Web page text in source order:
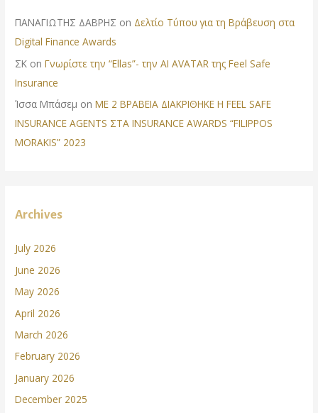
ΠΑΝΑΓΙΩΤΗΣ ΔΑΒΡΗΣ on Δελτίο Τύπου για τη Βράβευση στα
Digital Finance Awards
ΣΚ onΓνωρίστε την “Ellas”- την AI AVATAR της Feel Safe
Insurance
Ίσσα Μπάσεμ onΜΕ 2 ΒΡΑΒΕΙΑ ΔΙΑΚΡΙΘΗΚΕ Η FEEL SAFE
INSURANCE AGENTS ΣΤΑ INSURANCE AWARDS “FILIPPOS
MORAKIS” 2023
Archives
July 2026
June 2026
May 2026
April 2026
March 2026
February 2026
January 2026
December 2025